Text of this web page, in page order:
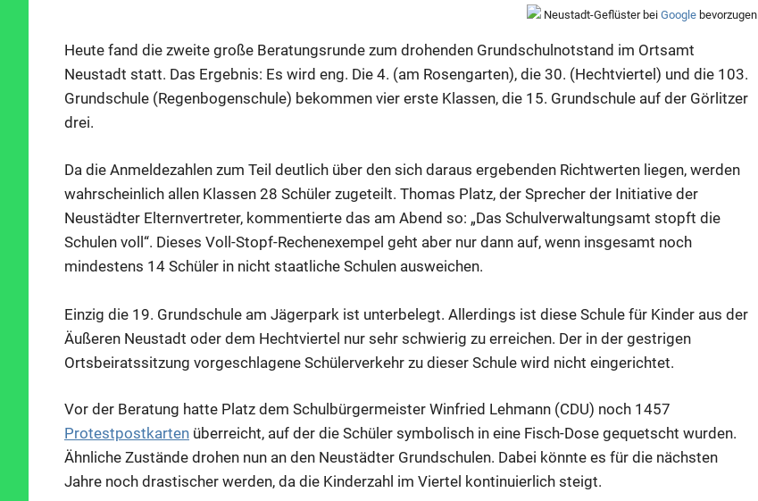
Neustadt-Geflüster bei Google bevorzugen
Heute fand die zweite große Beratungsrunde zum drohenden Grundschulnotstand im Ortsamt
Neustadt statt. Das Ergebnis: Es wird eng. Die 4. (am Rosengarten), die 30. (Hechtviertel) und die 103.
Grundschule (Regenbogenschule) bekommen vier erste Klassen, die 15. Grundschule auf der Görlitzer
drei.
Da die Anmeldezahlen zum Teil deutlich über den sich daraus ergebenden Richtwerten liegen, werden
wahrscheinlich allen Klassen 28 Schüler zugeteilt. Thomas Platz, der Sprecher der Initiative der
Neustädter Elternvertreter, kommentierte das am Abend so: „Das Schulverwaltungsamt stopft die
Schulen voll“. Dieses Voll-Stopf-Rechenexempel geht aber nur dann auf, wenn insgesamt noch
mindestens 14 Schüler in nicht staatliche Schulen ausweichen.
Einzig die 19. Grundschule am Jägerpark ist unterbelegt. Allerdings ist diese Schule für Kinder aus der
Äußeren Neustadt oder dem Hechtviertel nur sehr schwierig zu erreichen. Der in der gestrigen
Ortsbeiratssitzung vorgeschlagene Schülerverkehr zu dieser Schule wird nicht eingerichtet.
Vor der Beratung hatte Platz dem Schulbürgermeister Winfried Lehmann (CDU) noch 1457
Protestpostkarten überreicht, auf der die Schüler symbolisch in eine Fisch-Dose gequetscht wurden.
Ähnliche Zustände drohen nun an den Neustädter Grundschulen. Dabei könnte es für die nächsten
Jahre noch drastischer werden, da die Kinderzahl im Viertel kontinuierlich steigt.